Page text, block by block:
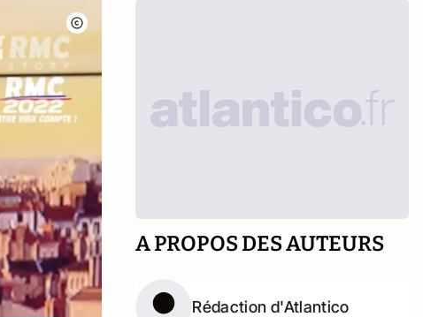
A PROPOS DES AUTEURS
Rédaction d'Atlantico